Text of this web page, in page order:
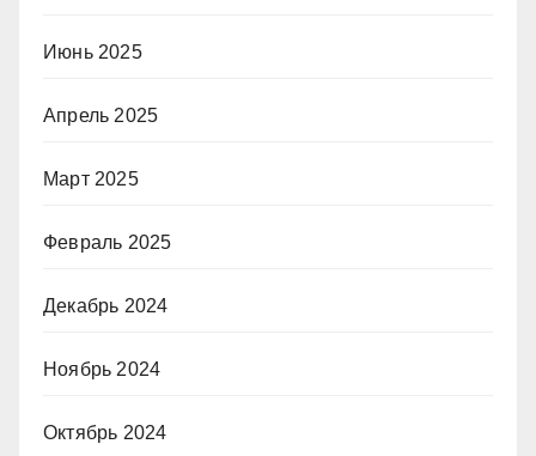
Июнь 2025
Апрель 2025
Март 2025
Февраль 2025
Декабрь 2024
Ноябрь 2024
Октябрь 2024